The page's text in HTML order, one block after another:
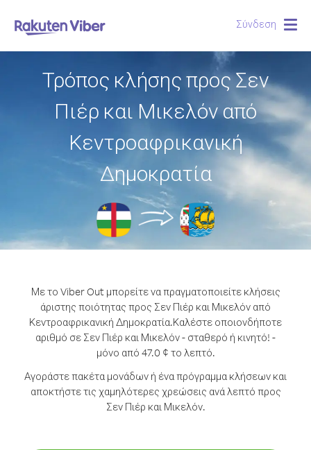
Σύνδεση
Τρόπος κλήσης προς Σεν
Πιέρ και Μικελόν από
Κεντροαφρικανική
Δημοκρατία
Με το Viber Out μπορείτε να πραγματοποιείτε κλήσεις
άριστης ποιότητας προς Σεν Πιέρ και Μικελόν από
Κεντροαφρικανική Δημοκρατία.Καλέστε οποιονδήποτε
αριθμό σε Σεν Πιέρ και Μικελόν - σταθερό ή κινητό! -
μόνο από 47.0 ¢ το λεπτό.
Αγοράστε πακέτα μονάδων ή ένα πρόγραμμα κλήσεων και
αποκτήστε τις χαμηλότερες χρεώσεις ανά λεπτό προς
Σεν Πιέρ και Μικελόν.